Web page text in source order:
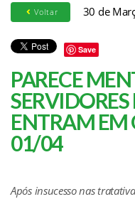
Voltar 30 de
Save
PARECE
ENTRAM EM
01/04
Após insucesso nas